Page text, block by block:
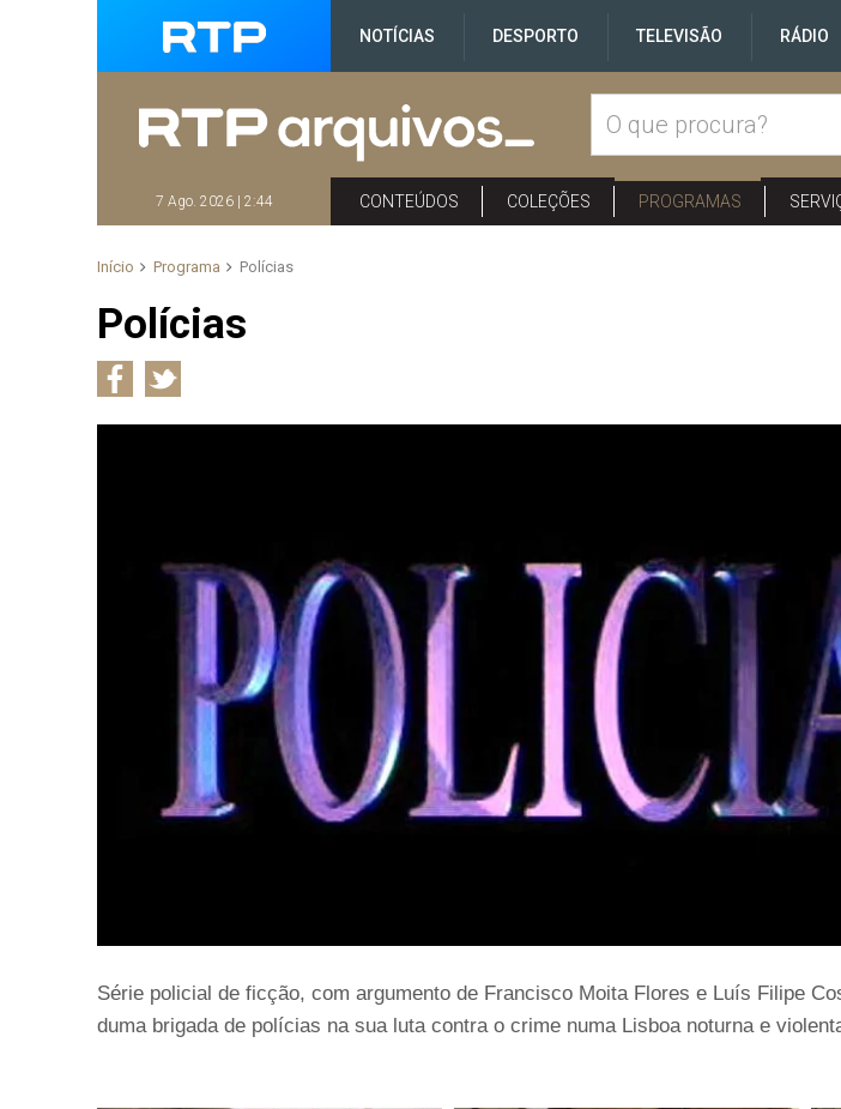
NOTÍCIAS DESPORTO TELEVISÃO RÁDIO
7 Ago. 2026 | 2:44 CONTEÚDOS COLEÇÕES PROGRAMAS
Início Programa Polícias
Polícias
Série policial de ficção, com argumento de Francisco Moita Flores e Luís Filipe
duma brigada de polícias na sua luta contra o crime numa Lisboa noturna e